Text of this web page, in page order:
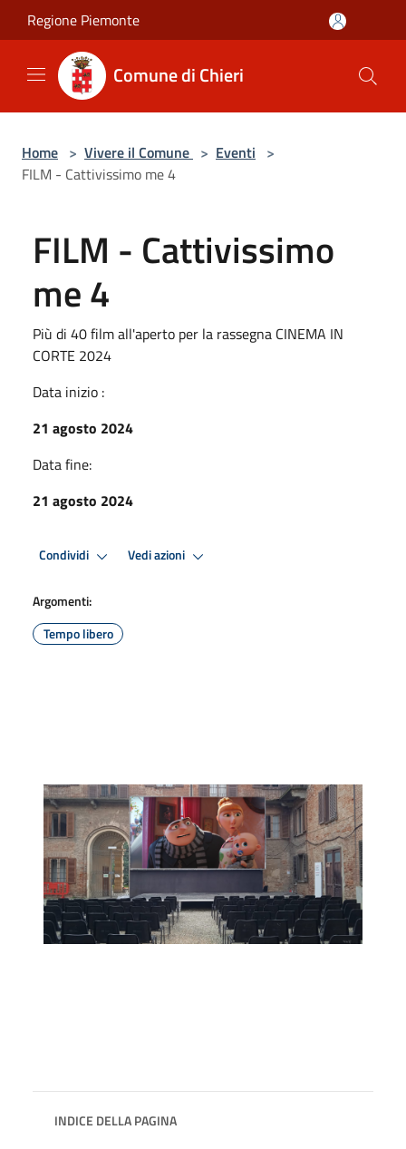
Salta al contenuto principale
Regione Piemonte
Comune di Chieri
Home > Vivere il Comune > Eventi >
FILM - Cattivissimo me 4
FILM - Cattivissimo
me 4
Più di 40 film all'aperto per la rassegna CINEMA IN
CORTE 2024
Data inizio :
21 agosto 2024
Data fine:
21 agosto 2024
Condividi Vedi azioni
Argomenti:
Tempo libero
INDICE DELLA PAGINA